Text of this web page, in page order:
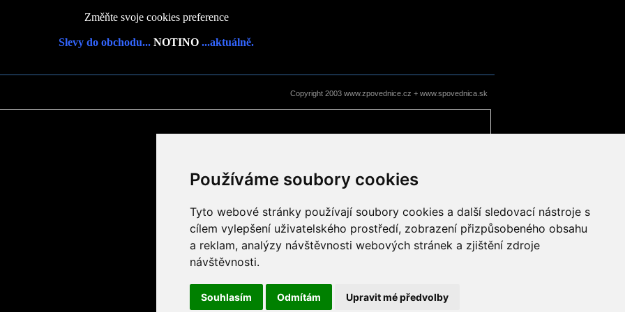
Používáme soubory cookies
Tyto webové stránky používají soubory cookies a další sledovací nástroje s
cílem vylepšení uživatelského prostředí, zobrazení přizpůsobeného obsahu
a reklam, analýzy návštěvnosti webových stránek a zjištění zdroje
návštěvnosti.
Souhlasím Odmítám Upravit mé předvolby
Změňte svoje cookies preference
Slevy do obchodu... NOTINO ...aktuálně.
Copyright 2003 www.zpovednice.cz + www.spovednica.sk